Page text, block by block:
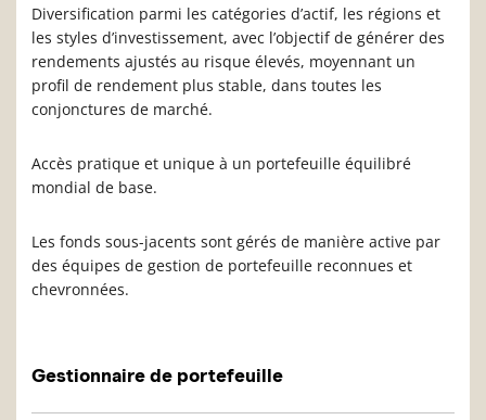
Diversification parmi les catégories d’actif, les régions et
les styles d’investissement, avec l’objectif de générer des
rendements ajustés au risque élevés, moyennant un
profil de rendement plus stable, dans toutes les
conjonctures de marché.
Accès pratique et unique à un portefeuille équilibré
mondial de base.
Les fonds sous-jacents sont gérés de manière active par
des équipes de gestion de portefeuille reconnues et
chevronnées.
Gestionnaire de portefeuille